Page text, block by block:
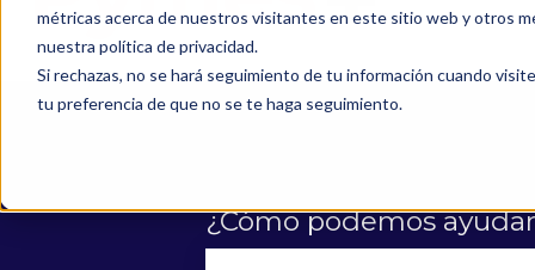
métricas acerca de nuestros visitantes en este sitio web y otros
nuestra política de privacidad.
Si rechazas, no se hará seguimiento de tu información cuando
tu preferencia de que no se te haga seguimiento.
¿Cómo podemos